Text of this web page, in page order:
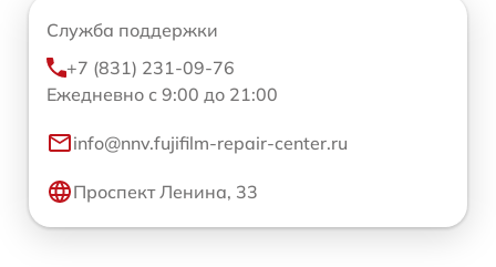
Служба поддержки
+7 (831) 231-09-76
Ежедневно с 9:00 до 21:00
info@nnv.fujifilm-repair-center.ru
Проспект Ленина, 33